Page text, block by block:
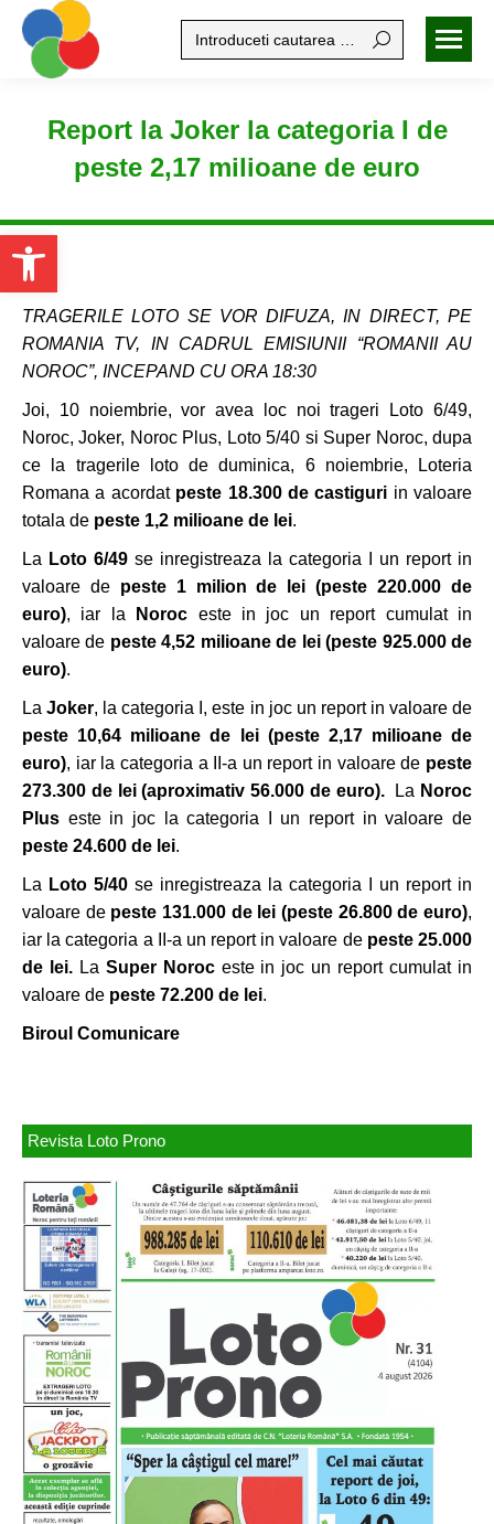
Open toolbar
Search:
Report la Joker la categoria I de
peste 2,17 milioane de euro
TRAGERILE LOTO SE VOR DIFUZA, IN DIRECT, PE
ROMANIA TV, IN CADRUL EMISIUNII “ROMANII AU
NOROC”, INCEPAND CU ORA 18:30
Joi, 10 noiembrie, vor avea loc noi trageri Loto 6/49,
Noroc, Joker, Noroc Plus, Loto 5/40 si Super Noroc, dupa
ce la tragerile loto de duminica, 6 noiembrie, Loteria
Romana a acordat peste 18.300 de castiguri in valoare
totala de peste 1,2 milioane de lei.
La Loto 6/49 se inregistreaza la categoria I un report in
valoare de peste 1 milion de lei (peste 220.000 de
euro), iar la Noroc este in joc un report cumulat in
valoare de peste 4,52 milioane de lei (peste 925.000 de
euro).
LaJoker, la categoria I, este in joc un report in valoare de
peste 10,64 milioane de lei (peste 2,17 milioane de
euro), iar la categoria a II-a un report in valoare de peste
273.300 de lei (aproximativ 56.000 de euro).La Noroc
Plus este in joc la categoria I un report in valoare de
peste 24.600 de lei.
La Loto 5/40 se inregistreaza la categoria I un report in
valoare de peste 131.000 de lei (peste 26.800 de euro),
iar la categoria a II-a un report in valoare de peste 25.000
de lei.La Super Noroceste in joc un report cumulat in
valoare de peste 72.200 de lei.
Biroul Comunicare
Revista Loto Prono